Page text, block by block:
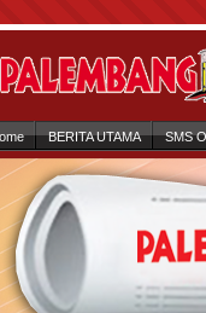
BERITA UTAMA SMS